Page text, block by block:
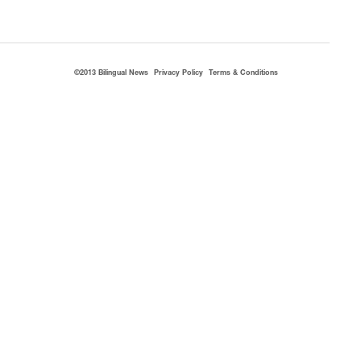
©2013 Bilingual News Privacy Policy Terms & Conditions